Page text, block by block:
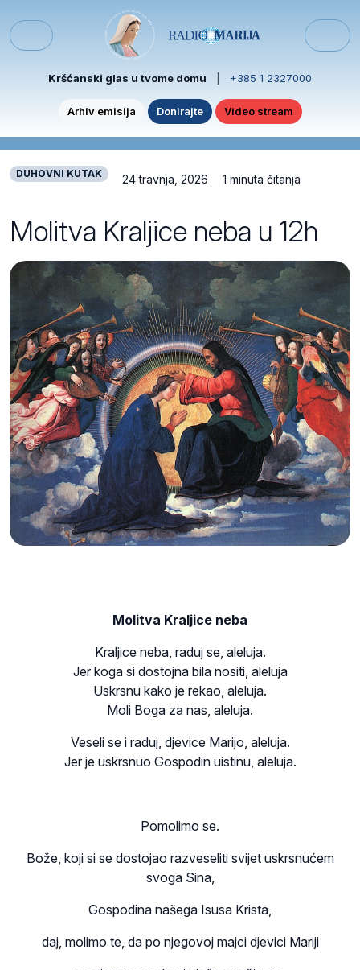
Menu
Kršćanski glas u tvome domu +385 1 2327000
Arhiv emisija Donirajte Video stream
DUHOVNI KUTAK 24 travnja, 2026 1 minuta čitanja
Molitva Kraljice neba u 12h
Molitva Kraljice neba
Kraljice neba, raduj se, aleluja.
Jer koga si dostojna bila nositi, aleluja
Uskrsnu kako je rekao, aleluja.
Moli Boga za nas, aleluja.
Veseli se i raduj, djevice Marijo, aleluja.
Jer je uskrsnuo Gospodin uistinu, aleluja.
Pomolimo se.
Bože, koji si se dostojao razveseliti svijet uskrsnućem
svoga Sina,
Gospodina našega Isusa Krista,
daj, molimo te, da po njegovoj majci djevici Mariji